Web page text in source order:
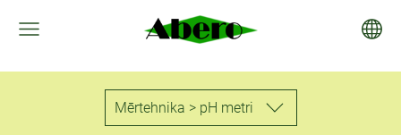
Mērtehnika > pH metri